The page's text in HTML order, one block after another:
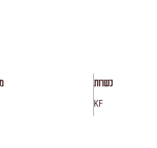
כשרות
KF